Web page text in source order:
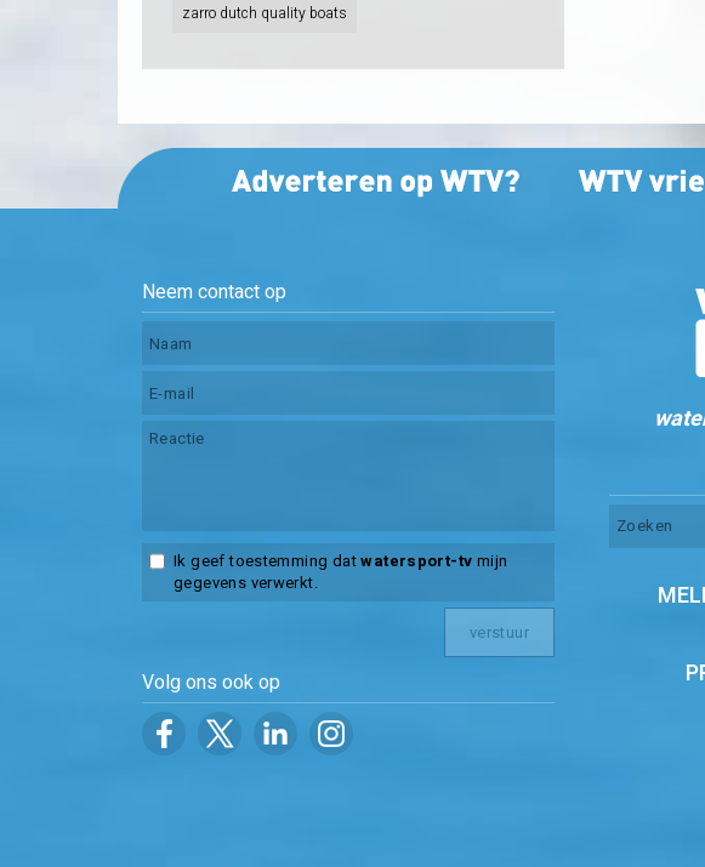
zarro dutch quality boats
Neem contact op
Ik geef toestemming datwatersport-tv mijn
gegevens verwerkt.
Volg ons ook op